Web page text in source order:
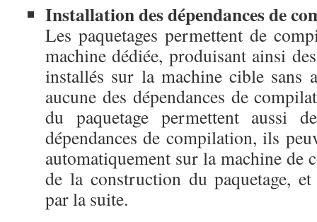
Installation des dépendances de
Les paquetages permettent de
machine dédiée, produisant ainsi
installés sur la machine cible sans
aucune des dépendances de
du paquetage permettent aussi
dépendances de compilation, ils
automatiquement sur la machine de
de la construction du paquetage,
par la suite.